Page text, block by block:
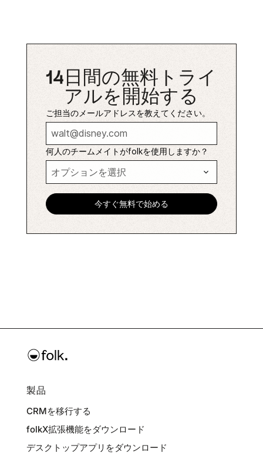
14日間の無料トライ
アルを開始する
ご担当のメールアドレスを教えてください。
何人のチームメイトがfolkを使用しますか？
製品
CRMを移行する
folkX拡張機能をダウンロード
デスクトップアプリをダウンロード